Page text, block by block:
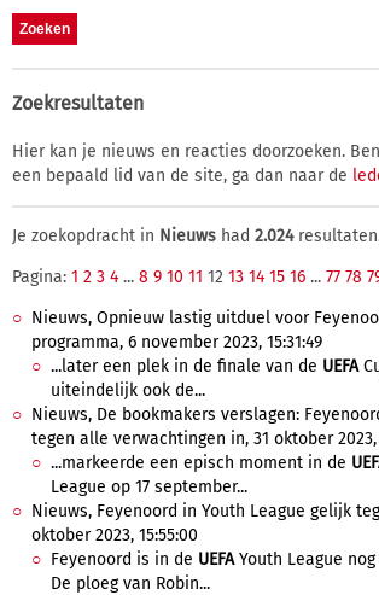
Zoekresultaten
Hier kan je nieuws en reacties doorzoeken.
een bepaald lid van de site, ga dan naar de
Je zoekopdracht in Nieuws had 2.024
Pagina: 1 2 3 4 ... 8 9 10 11 12 13 14 15 16 ... 77 78
Nieuws, Opnieuw lastig uitduel voor
programma, 6 november 2023, 15:31:49
...later een plek in de finale van de UEFA
uiteindelijk ook de...
Nieuws, De bookmakers verslagen:
tegen alle verwachtingen in, 31 oktober 2023,
...markeerde een episch moment in de
League op 17 september...
Nieuws, Feyenoord in Youth League gelijk
oktober 2023, 15:55:00
Feyenoord is in de UEFAYouth League
De ploeg van Robin...